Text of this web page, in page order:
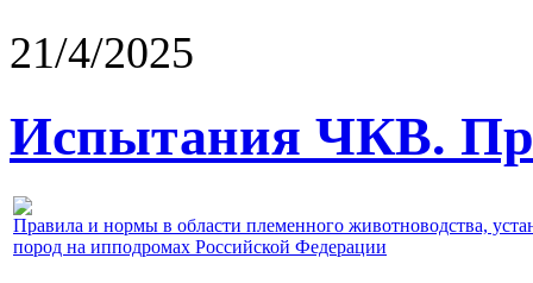
21/4/2025
Испытания ЧКВ.
Правила и нормы в области племенного животноводства,
пород на ипподромах Российской Федерации